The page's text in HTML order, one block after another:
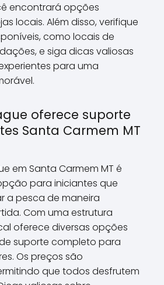
encontrará opções
locais. Além disso, verifique
como locais de
e siga dicas valiosas
para uma
oferece suporte
Santa Carmem MT
em Santa Carmem MT é
para iniciantes que
a pesca de maneira
Com uma estrutura
oferece diversas opções
suporte completo para
Os preços são
que todos desfrutem